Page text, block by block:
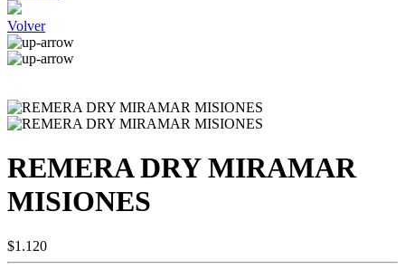
Volver
REMERA DRY MIRAMAR
MISIONES
$1.120